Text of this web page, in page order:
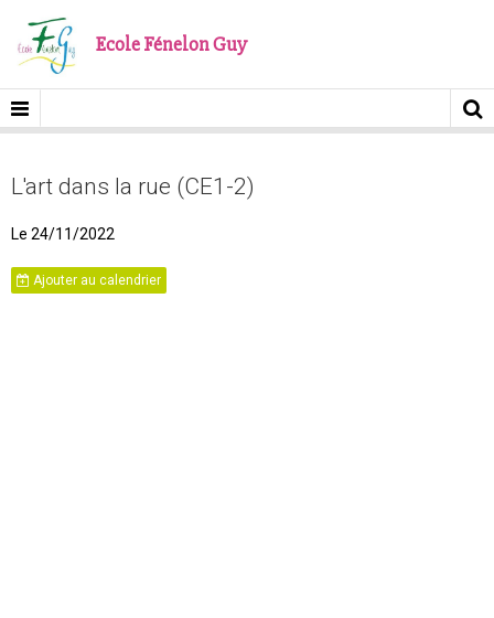
Ecole Fénelon Guy
L'art dans la rue (CE1-2)
Le 24/11/2022
Ajouter au calendrier